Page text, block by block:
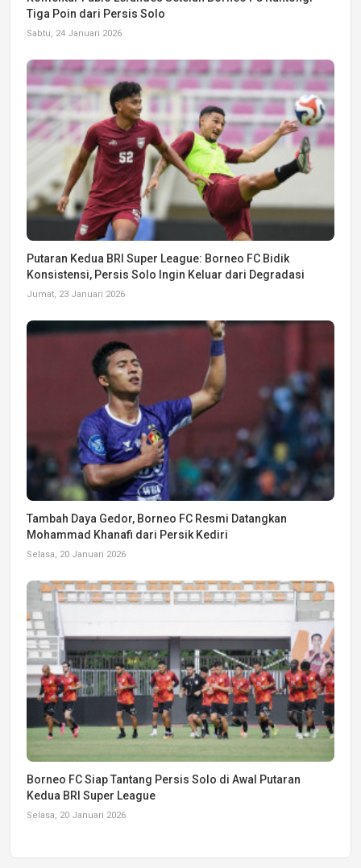
Tiga Poin dari Persis Solo
Sabtu, 24 Januari 2026
Putaran Kedua BRI Super League: Borneo FC Bidik
Konsistensi, Persis Solo Ingin Keluar dari Degradasi
Jumat, 23 Januari 2026
Tambah Daya Gedor, Borneo FC Resmi Datangkan
Mohammad Khanafi dari Persik Kediri
Selasa, 20 Januari 2026
Borneo FC Siap Tantang Persis Solo di Awal Putaran
Kedua BRI Super League
Selasa, 20 Januari 2026